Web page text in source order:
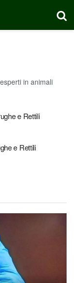
in animali
e Rettili
e Rettili